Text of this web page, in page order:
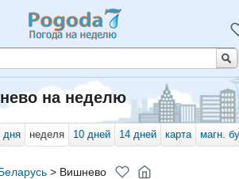
на неделю
дня неделя 10 дней 14 дней карта магн.
> Вишнево